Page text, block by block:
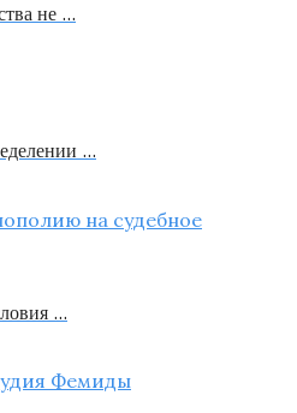
не …
…
…